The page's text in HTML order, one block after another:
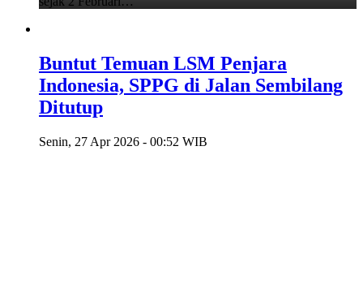
Buntut Temuan LSM Penjara
Indonesia, SPPG di Jalan Sembilang
Ditutup
Senin, 27 Apr 2026 - 00:52 WIB